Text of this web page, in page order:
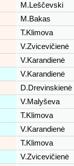
M.Leščevski
M.Bakas
T.Klimova
V.Zvicevičienė
V.Karandienė
V.Karandienė
D.Drevinskienė
V.Malyševa
T.Klimova
V.Karandienė
T.Klimova
V.Zvicevičienė